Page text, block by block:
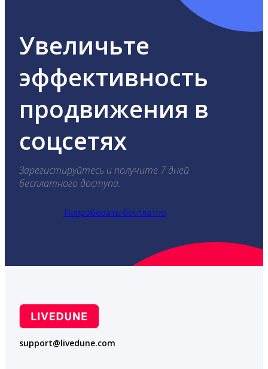
Увеличьте
эффективность
продвижения в
соцсетях
Зарегистируйтесь и получите 7 дней
бесплатного доступа.
Попробовать бесплатно
support@livedune.com